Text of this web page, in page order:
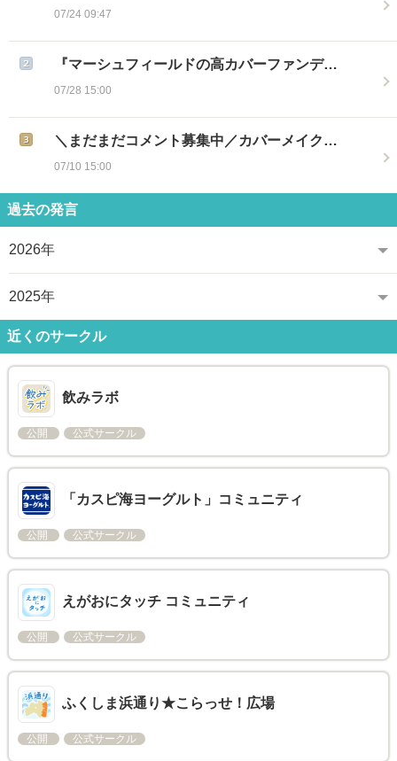
07/24 09:47
『マーシュフィールドの高カバーファンデ…
07/28 15:00
＼まだまだコメント募集中／カバーメイク…
07/10 15:00
過去の発言
2026年
2025年
近くのサークル
飲みラボ
公開 公式サークル
「カスピ海ヨーグルト」コミュニティ
公開 公式サークル
えがおにタッチ コミュニティ
公開 公式サークル
ふくしま浜通り★こらっせ！広場
公開 公式サークル